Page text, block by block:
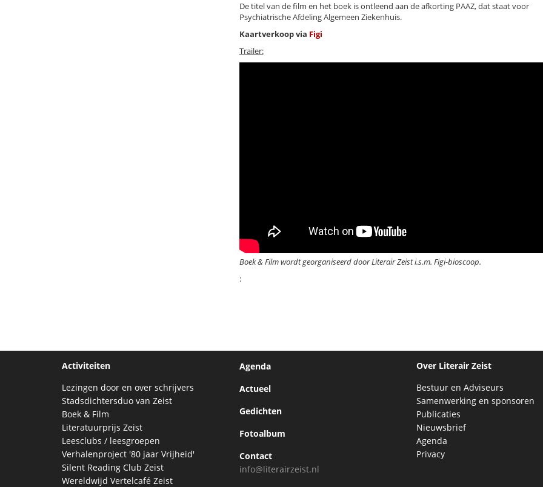
De titel van de film en het boek is ontleend aan de afkorting PAAZ, dat staat voor
Psychiatrische Afdeling Algemeen Ziekenhuis.
Kaartverkoop via Figi
Trailer:
Boek & Film wordt georganiseerd door Literair Zeist i.s.m. Figi-bioscoop.
:
Activiteiten
Lezingen door en over schrijvers
Stadsdichtersduo van Zeist
Boek & Film
Literatuurprijs Zeist
Leesclubs / leesgroepen
Verhalenproject '80 jaar Vrijheid'
Silent Reading Club Zeist
Wereldwijd Vertelcafé Zeist
Agenda
Actueel
Gedichten
Fotoalbum
Contact
info@literairzeist.nl
Over Literair Zeist
Bestuur en Adviseurs
Samenwerking en sponsoren
Publicaties
Nieuwsbrief
Agenda
Privacy